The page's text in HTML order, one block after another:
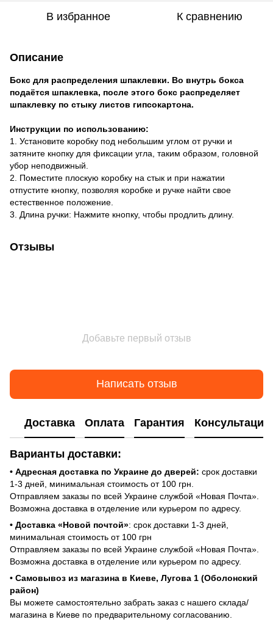
В избранное К сравнению
Описание
Бокс для распределения шпаклевки. Во внутрь бокса
подаётся шпаклевка, после этого бокс распределяет
шпаклевку по стыку листов гипсокартона.
Инструкции по использованию:
1. Установите коробку под небольшим углом от ручки и
затяните кнопку для фиксации угла, таким образом, головной
убор неподвижный.
2. Поместите плоскую коробку на стык и при нажатии
отпустите кнопку, позволяя коробке и ручке найти свое
естественное положение.
3. Длина ручки: Нажмите кнопку, чтобы продлить длину.
Отзывы
Добавьте первый отзыв
Написать отзыв
Доставка Оплата Гарантия Консультация
Варианты доставки:
• Адресная доставка по Украине до дверей: срок доставки
1-3 дней, минимальная стоимость от 100 грн.
Отправляем заказы по всей Украине службой «Новая Почта».
Возможна доставка в отделение или курьером по адресу.
• Доставка «Новой почтой»: срок доставки 1-3 дней,
минимальная стоимость от 100 грн
Отправляем заказы по всей Украине службой «Новая Почта».
Возможна доставка в отделение или курьером по адресу.
• Самовывоз из магазина в Киеве, Лугова 1 (Оболонский
район)
Вы можете самостоятельно забрать заказ с нашего склада/
магазина в Киеве по предварительному согласованию.